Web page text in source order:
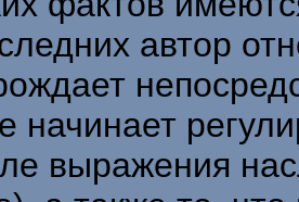
автор
начинает
выражения